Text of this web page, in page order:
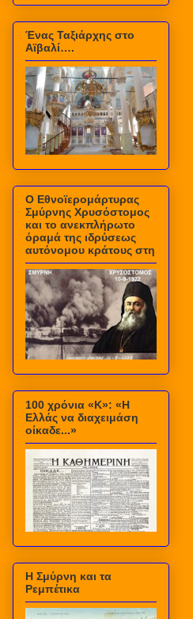
Ένας Ταξιάρχης στο
Αϊβαλί….
Ο Εθνοϊερομάρτυρας
Σμύρνης Χρυσόστομος
και το ανεκπλήρωτο
όραμά της ιδρύσεως
αυτόνομου κράτους στη
100 χρόνια «Κ»: «Η
Ελλάς να διαχειμάση
οίκαδε...»
Η Σμύρνη και τα
Ρεμπέτικα